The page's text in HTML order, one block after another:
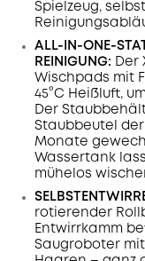
Spielzeug,
ALL-IN-ONE-
REINIGUNG: Der
Wischpads mit
45°C Heißluft,
Der
Staubbeutel
Monate
Wassertank
mühelos
rotierender
Entwirrkamm
Saugroboter